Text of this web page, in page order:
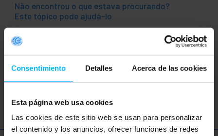
Consentimiento Detalles Acerca de las cookies
Esta página web usa cookies
Las cookies de este sitio web se usan para personalizar
el contenido y los anuncios, ofrecer funciones de redes
Não encontrou o que estava procurando?
Este tópico pode ajudá-lo
Conversor USB USB 1.1 USB 2.0